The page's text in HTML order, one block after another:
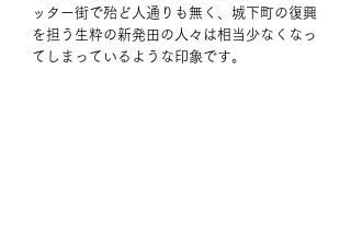
ッター街で殆ど人通りも無く、城下町の復興
を担う生粋の新発田の人々は相当少なくなっ
てしまっているような印象です。